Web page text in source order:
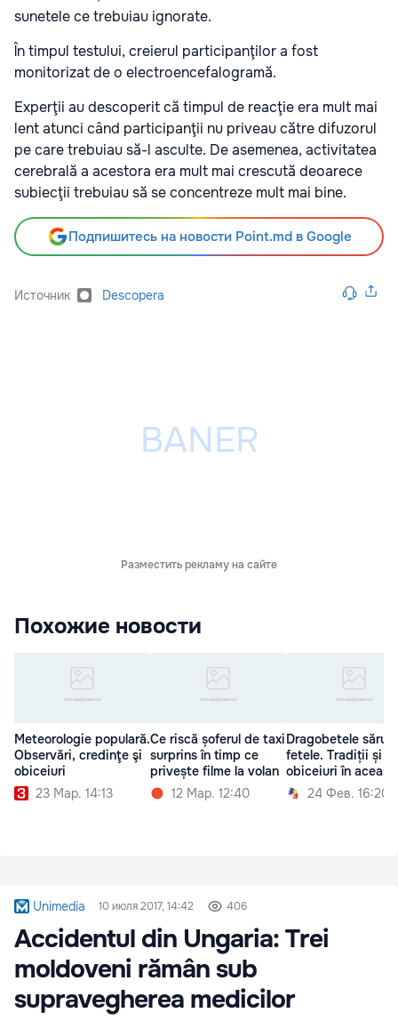
sunetele ce trebuiau ignorate.
În timpul testului, creierul participanţilor a fost
monitorizat de o electroencefalogramă.
Experţii au descoperit că timpul de reacţie era mult mai
lent atunci când participanţii nu priveau către difuzorul
pe care trebuiau să-l asculte. De asemenea, activitatea
cerebrală a acestora era mult mai crescută deoarece
subiecţii trebuiau să se concentreze mult mai bine.
Подпишитесь на новости Point.md в Google
Источник Descopera
Разместить рекламу на сайте
Похожие новости
Meteorologie populară.
Observări, credinţe şi
obiceiuri
23 Мар. 14:13
Ce riscă șoferul de taxi
surprins în timp ce
privește filme la volan
12 Мар. 12:40
Dragobetele
fetele. Tradiții și
obiceiuri în
24 Фев. 16:20
Unimedia 10 июля 2017, 14:42 406
Accidentul din Ungaria: Trei
moldoveni rămân sub
supravegherea medicilor